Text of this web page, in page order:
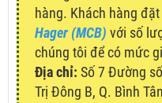
hàng. Khách hàng
Hager (MCB) với số
chúng tôi để có mức
Địa chỉ: Số 7 Đường
Trị Đông B, Q. Bình